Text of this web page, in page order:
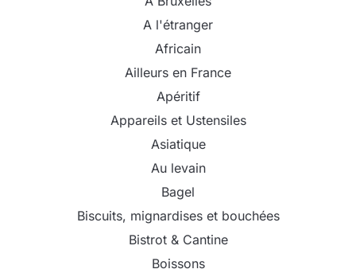
A l'étranger
Africain
Ailleurs en France
Apéritif
Appareils et Ustensiles
Asiatique
Au levain
Bagel
Biscuits, mignardises et bouchées
Bistrot & Cantine
Boissons